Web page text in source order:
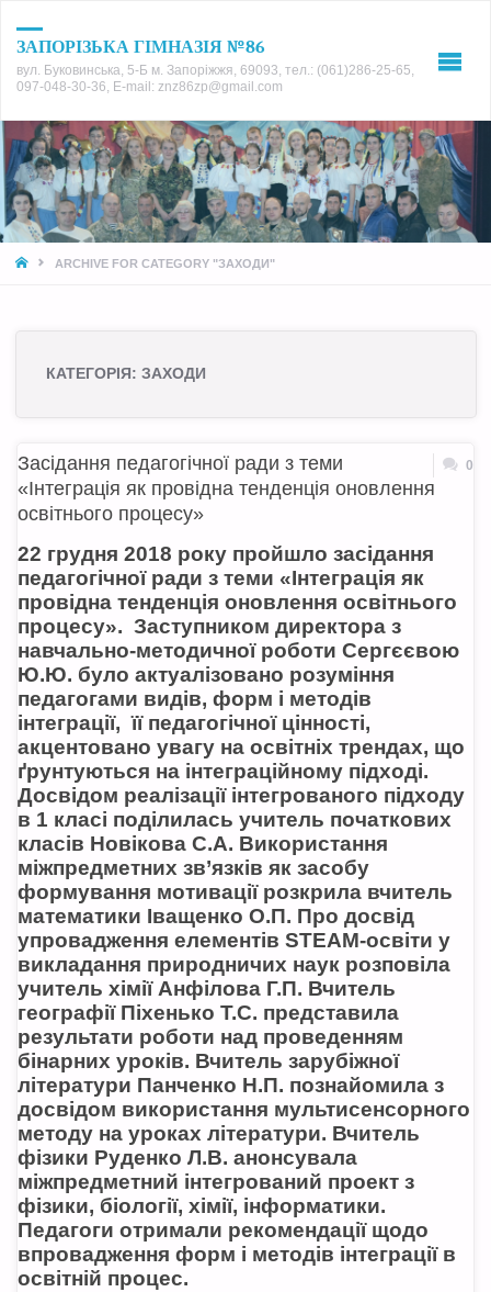
ЗАПОРІЗЬКА ГІМНАЗІЯ №86
вул. Буковинська, 5-Б м. Запоріжжя, 69093, тел.: (061)286-25-65,
097-048-30-36, E-mail: znz86zp@gmail.com
HOMEARCHIVE FOR CATEGORY "ЗАХОДИ"
КАТЕГОРІЯ: ЗАХОДИ
Засідання педагогічної ради з теми
«Інтеграція як провідна тенденція оновлення
освітнього процесу»
0
22 грудня 2018 року пройшло засідання
педагогічної ради з теми «Інтеграція як
провідна тенденція оновлення освітнього
процесу». Заступником директора з
навчально-методичної роботи Сергєєвою
Ю.Ю. було актуалізовано розуміння
педагогами видів, форм і методів
інтеграції, її педагогічної цінності,
акцентовано увагу на освітніх трендах, що
ґрунтуються на інтеграційному підході.
Досвідом реалізації інтегрованого підходу
в 1 класі поділилась учитель початкових
класів Новікова С.А. Використання
міжпредметних зв’язків як засобу
формування мотивації розкрила вчитель
математики Іващенко О.П. Про досвід
упровадження елементів STEAM-освіти у
викладання природничих наук розповіла
учитель хімії Анфілова Г.П. Вчитель
географії Піхенько Т.С. представила
результати роботи над проведенням
бінарних уроків. Вчитель зарубіжної
літератури Панченко Н.П. познайомила з
досвідом використання мультисенсорного
методу на уроках літератури. Вчитель
фізики Руденко Л.В. анонсувала
міжпредметний інтегрований проект з
фізики, біології, хімії, інформатики.
Педагоги отримали рекомендації щодо
впровадження форм і методів інтеграції в
освітній процес.